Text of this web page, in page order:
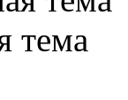
тема